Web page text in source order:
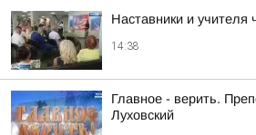
Наставники и учителя
14:38
Главное - верить.
Луховский